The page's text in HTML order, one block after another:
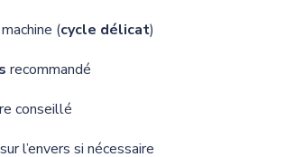
(cycle délicat)
recommandé
conseillé
l’envers si nécessaire